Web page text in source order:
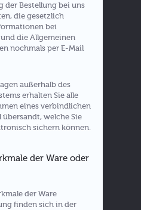
der Bestellung bei uns
die gesetzlich
bei
die Allgemeinen
nochmals per E-Mail
außerhalb des
erhalten Sie alle
eines verbindlichen
welche Sie
sichern können.
der Ware oder
der Ware
finden sich in der